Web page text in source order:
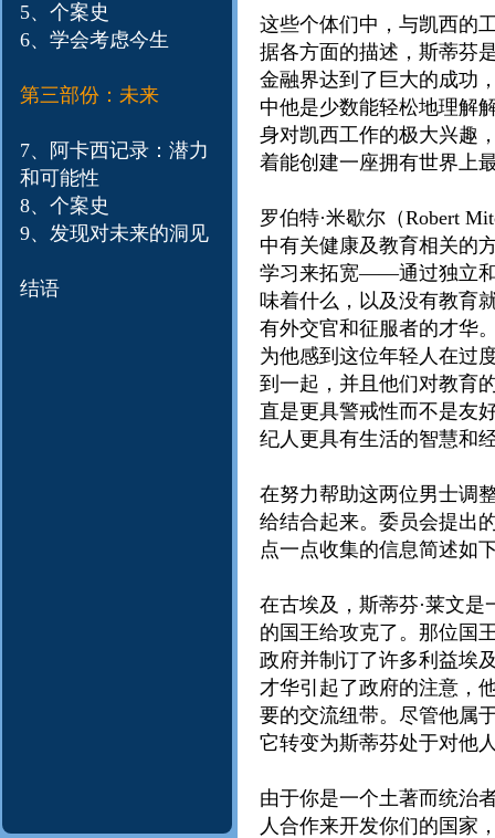
这些个体们中，与凯西的
据各方面的描述，斯蒂芬
金融界达到了巨大的成功
中他是少数能轻松地理解
身对凯西工作的极大兴趣
着能创建一座拥有世界上
罗伯特·米歇尔（Robert
中有关健康及教育相关
学习来拓宽——通过独立和
味着什么，以及没有教育
有外交官和征服者的才华
为他感到这位年轻人在过
到一起，并且他们对教育
直是更具警戒性而不是友
纪人更具有生活的智慧和
在努力帮助这两位男士调
给结合起来。委员会提出
点一点收集的信息简述如
在古埃及，斯蒂芬·莱文
的国王给攻克了。那位国
政府并制订了许多利益埃
才华引起了政府的注意，
要的交流纽带。尽管他属
它转变为斯蒂芬处于对他
由于你是一个土著而统治
人合作来开发你们的国家
5、个案史
6、学会考虑今生
第三部份：未来
7、阿卡西记录：潜力
和可能性
8、个案史
9、发现对未来的洞见
结语